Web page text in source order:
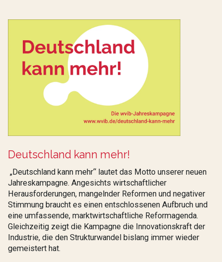
Deutschland kann mehr!
„Deutschland kann mehr“ lautet das Motto unserer neuen
Jahreskampagne. Angesichts wirtschaftlicher
Herausforderungen, mangelnder Reformen und negativer
Stimmung braucht es einen entschlossenen Aufbruch und
eine umfassende, marktwirtschaftliche Reformagenda.
Gleichzeitig zeigt die Kampagne die Innovationskraft der
Industrie, die den Strukturwandel bislang immer wieder
gemeistert hat.